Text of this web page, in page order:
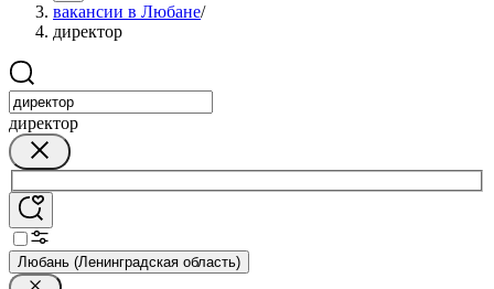
вакансии в Любане/
директор
директор
Любань (Ленинградская область)